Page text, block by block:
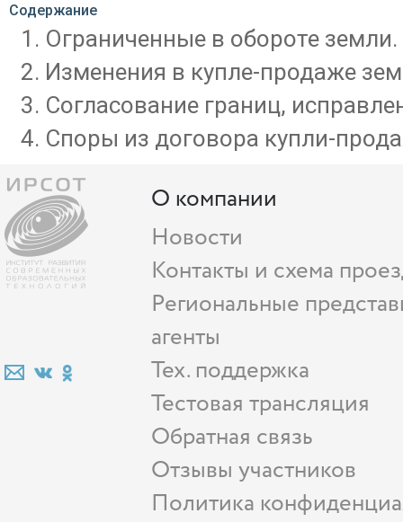
Содержание
Ограниченные в обороте земли.
Изменения в купле-продаже
Cогласование границ,
Споры из договора купли-
О компании
Новости
Контакты и схема
Региональные
агенты
Тех. поддержка
Тестовая трансляция
Обратная связь
Отзывы участников
Политика